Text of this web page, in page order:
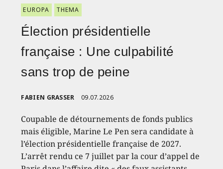
EUROPA THEMA
Élection présidentielle
française : Une culpabilité
sans trop de peine
FABIEN GRASSER 09.07.2026
Coupable de détournements de fonds publics
mais éligible, Marine Le Pen sera candidate à
l’élection présidentielle française de 2027.
L’arrêt rendu ce 7 juillet par la cour d’appel de